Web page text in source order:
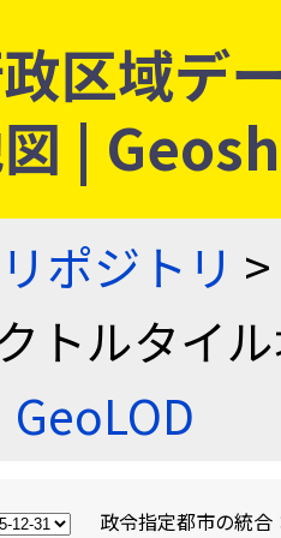
区域デ
|
ポジトリ >
トルタイ
GeoLOD
政令指定都市の統